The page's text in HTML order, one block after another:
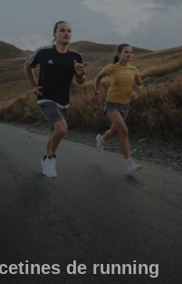
de running